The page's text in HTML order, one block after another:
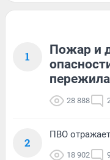
1
Пожар и
28 888
2
ПВО
18 902